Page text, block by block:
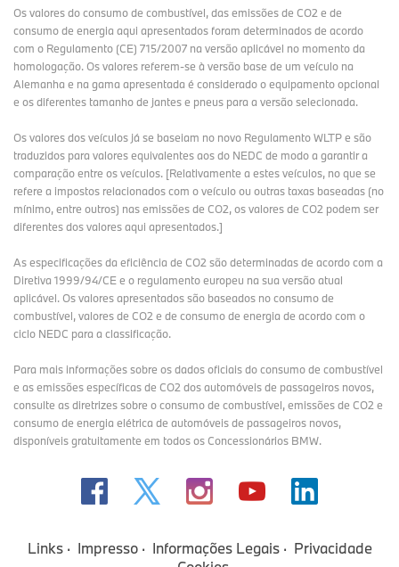
Os valores do consumo de combustível, das emissões de CO2 e de
consumo de energia aqui apresentados foram determinados de acordo
com o Regulamento (CE) 715/2007 na versão aplicável no momento da
homologação. Os valores referem-se à versão base de um veículo na
Alemanha e na gama apresentada é considerado o equipamento opcional
e os diferentes tamanho de jantes e pneus para a versão selecionada.
Os valores dos veículos já se baseiam no novo Regulamento WLTP e são
traduzidos para valores equivalentes aos do NEDC de modo a garantir a
comparação entre os veículos. [Relativamente a estes veículos, no que se
refere a impostos relacionados com o veículo ou outras taxas baseadas (no
mínimo, entre outros) nas emissões de CO2, os valores de CO2 podem ser
diferentes dos valores aqui apresentados.]
As especificações da eficiência de CO2 são determinadas de acordo com a
Diretiva 1999/94/CE e o regulamento europeu na sua versão atual
aplicável. Os valores apresentados são baseados no consumo de
combustível, valores de CO2 e de consumo de energia de acordo com o
ciclo NEDC para a classificação.
Para mais informações sobre os dados oficiais do consumo de combustível
e as emissões específicas de CO2 dos automóveis de passageiros novos,
consulte as diretrizes sobre o consumo de combustível, emissões de CO2 e
consumo de energia elétrica de automóveis de passageiros novos,
disponíveis gratuitamente em todos os Concessionários BMW.
Links Impresso Informações Legais
Privacidade